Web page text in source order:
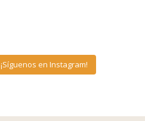
¡Síguenos en Instagram!